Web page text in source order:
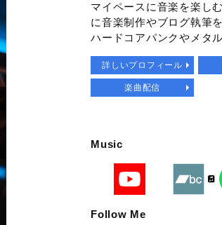
マイペースに音楽を楽し
に音楽制作やブログ執筆
ハードコアパンクやメタ
詳しいプロフィール
楽曲配信
Music
Follow Me